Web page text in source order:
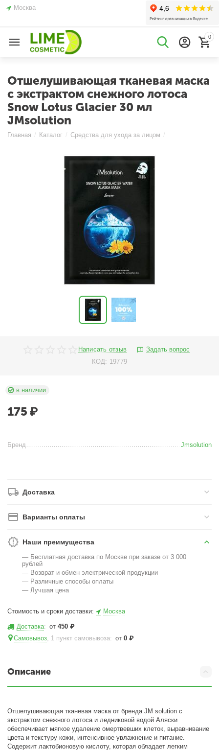
Москва
0
Отшелушивающая тканевая маска
с экстрактом снежного лотоса
Snow Lotus Glacier 30 мл
JMsolution
Главная / Каталог / Средства для ухода за лицом /
Написать отзыв
Задать вопрос
КОД: 19779
в наличии
175 ₽
Бренд Jmsolution
Доставка
Варианты оплаты
Наши преимущества
— Бесплатная доставка по Москве при заказе от 3 000
рублей
— Возврат и обмен электрической продукции
— Различные способы оплаты
— Лучшая цена
Стоимость и сроки доставки: Москва
Доставка: от450 ₽
Самовывоз, 1 пункт самовывоза: от0 ₽
Описание
Отшелушивающая тканевая маска от бренда JM solution с
экстрактом снежного лотоса и ледниковой водой Аляски
обеспечивает мягкое удаление омертвевших клеток, выравнивание
цвета и текстуру кожи, интенсивное увлажнение и питание.
Содержит лактобионовую кислоту, которая обладает легким